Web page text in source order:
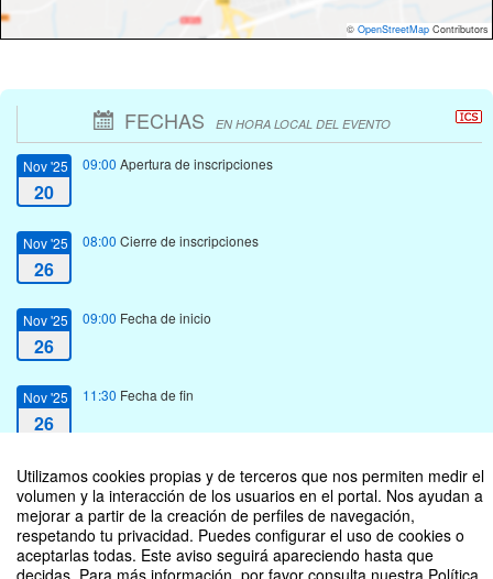
Utilizamos cookies propias y de terceros que nos permiten medir el
volumen y la interacción de los usuarios en el portal. Nos ayudan a
mejorar a partir de la creación de perfiles de navegación,
respetando tu privacidad. Puedes configurar el uso de cookies o
aceptarlas todas. Este aviso seguirá apareciendo hasta que
decidas. Para más información, por favor consulta nuestra Política
© OpenStreetMap Contributors
FECHAS EN HORA LOCAL DEL EVENTO
Nov '25
20
09:00 Apertura de inscripciones
Nov '25
26
08:00 Cierre de inscripciones
Nov '25
26
09:00 Fecha de inicio
Nov '25
26
11:30 Fecha de fin
Foro: Pos análisis Segundo Debate Presidencial